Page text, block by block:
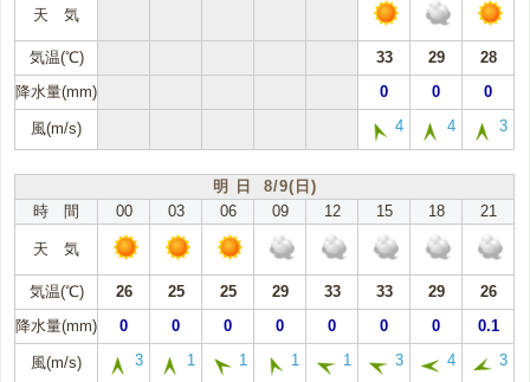
天 気
気温(℃) 33 29
28
降水量(mm)
0 0 0
風(m/s) 4 4 3
明 日 8/9(日)
時 間
00 03 06 09 12 15 18 21
天 気
気温(℃) 26 25 25 29 33 33 29
26
降水量(mm)
0 0 0 0 0 0 0 0.1
風(m/s) 3 1 1 1 1 3 4 3